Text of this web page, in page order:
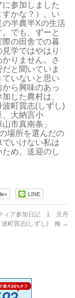
参加しました
すかな？）。い
半農半Xの生活
でも、ずーと
の田舎での暮
学ではやはり
りません。さ
と聞いていま
いないと思い
ら興味のあっ
した農村は、
町質志(しずし)
、大納言小
市真南条」
場所を選んだの
いけない私は
め、送迎のし
LINE
ィア参加日記 1 京丹
波町質志(しずし) 梅 →